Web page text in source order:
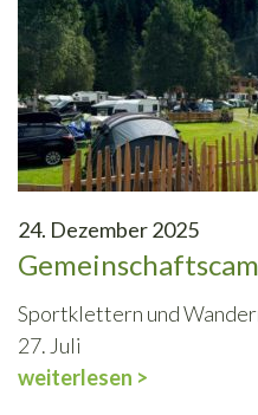
24. Dezember 2025
Sportklettern und
27. Juli
weiterlesen >